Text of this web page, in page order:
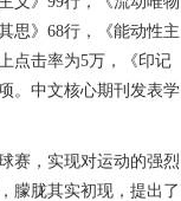
思》68行，《能动性主
点击率为5万，《印记
。中文核心期刊发表学
赛，实现对运动的强烈
朦胧其实初现，提出了